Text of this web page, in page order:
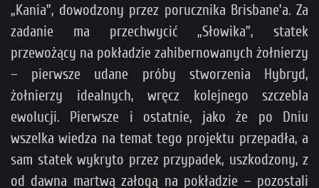
„Kania”, dowodzony przez porucznika Brisbane’a. Za
zadanie ma przechwycić „Słowika”, statek
przewożący na pokładzie zahibernowanych żołnierzy
– pierwsze udane próby stworzenia Hybryd,
żołnierzy idealnych, wręcz kolejnego szczebla
ewolucji. Pierwsze i ostatnie, jako że po Dniu
wszelka wiedza na temat tego projektu przepadła, a
sam statek wykryto przez przypadek, uszkodzony, z
od dawna martwą załogą na pokładzie – pozostali